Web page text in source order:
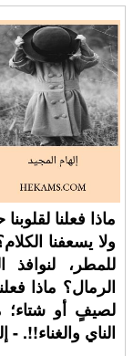
ماذا فعلنا
ولا يسعفنا
للمطر،
الرمال؟ ماذا
لصيفٍ أو شتاء؛
الناي والغناء!!. -